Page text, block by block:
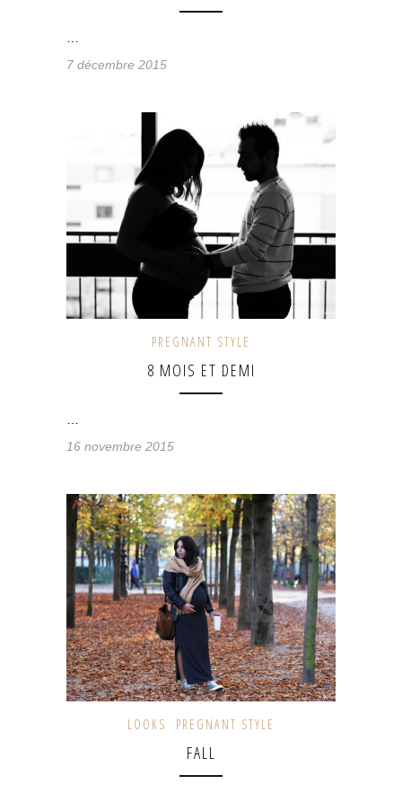
7 décembre 2015
PREGNANT STYLE
8 MOIS ET DEMI
…
16 novembre 2015
LOOKS PREGNANT STYLE
FALL